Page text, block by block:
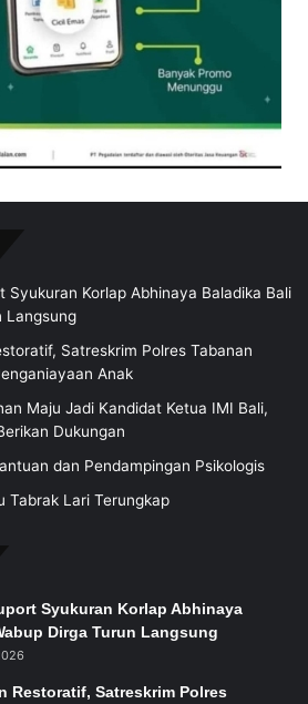
Syukuran Korlap Abhinaya Baladika Bali
Langsung
Satreskrim Polres Tabanan
Anak
Maju Jadi Kandidat Ketua IMI Bali,
Dukungan
dan Pendampingan Psikologis
Tabrak Lari Terungkap
Syukuran Korlap Abhinaya
Dirga Turun Langsung
Restoratif, Satreskrim Polres